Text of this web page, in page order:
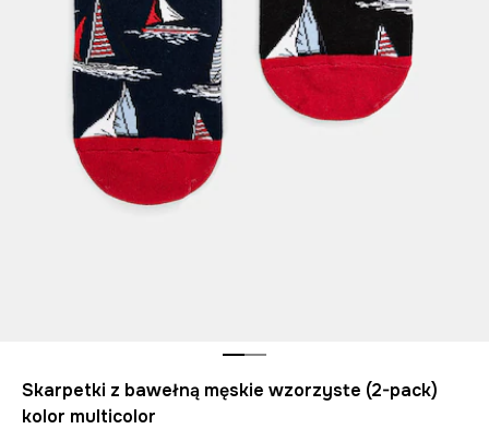
Skarpetki z bawełną męskie wzorzyste (2-pack)
kolor multicolor